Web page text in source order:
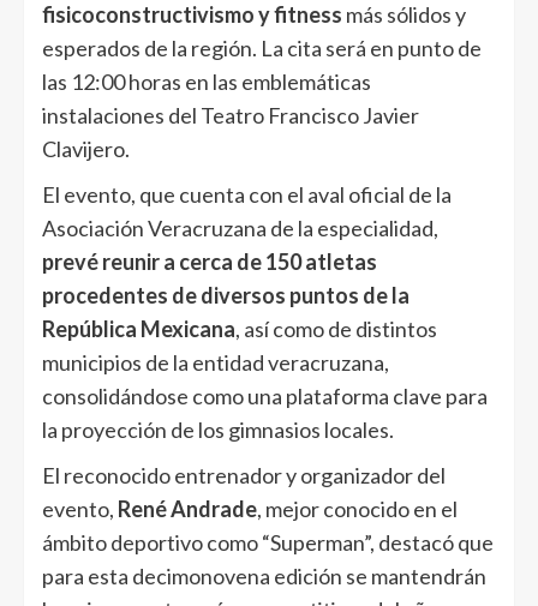
fisicoconstructivismo y fitness más sólidos y
esperados de la región. La cita será en punto de
las 12:00 horas en las emblemáticas
instalaciones del Teatro Francisco Javier
Clavijero.
El evento, que cuenta con el aval oficial de la
Asociación Veracruzana de la especialidad,
prevé reunir a cerca de 150 atletas
procedentes de diversos puntos de la
República Mexicana, así como de distintos
municipios de la entidad veracruzana,
consolidándose como una plataforma clave para
la proyección de los gimnasios locales.
El reconocido entrenador y organizador del
evento, René Andrade, mejor conocido en el
ámbito deportivo como “Superman”, destacó que
para esta decimonovena edición se mantendrán